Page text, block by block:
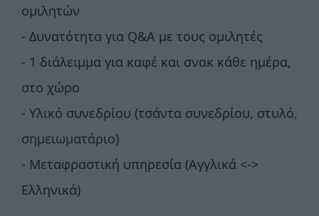
ομιλητών
- Δυνατότητα για Q&A με τους ομιλητές
- 1 διάλειμμα για καφέ και σνακ κάθε ημέρα,
στο χώρο
- Υλικό συνεδρίου (τσάντα συνεδρίου, στυλό,
σημειωματάριο)
- Μεταφραστική υπηρεσία (Αγγλικά <->
Ελληνικά)